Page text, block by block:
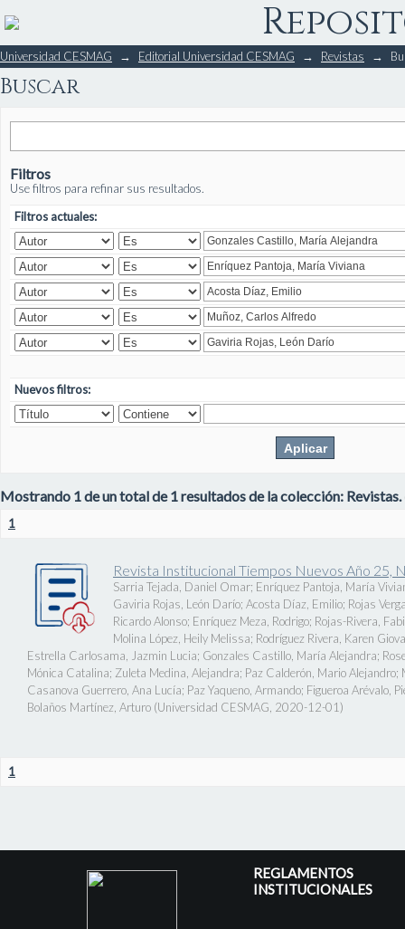
Buscar
Universidad CESMAG → Editorial Universidad CESMAG → Revistas →
Buscar
Filtros
Use filtros para refinar sus resultados.
Filtros actuales:
Nuevos filtros:
Mostrando 1 de un total de 1 resultados de la colección: Revistas.
1
Revista Institucional Tiempos Nuevos Año 25,
Sarria Tejada, Daniel Omar; Enríquez Pantoja, María
Gaviria Rojas, León Darío; Acosta Díaz, Emilio; Rojas
Ricardo Alonso; Enríquez Meza, Rodrigo; Rojas-Rivera,
Molina López, Heily Melissa; Rodríguez Rivera, Karen
Estrella Carlosama, Jazmin Lucia; Gonzales Castillo, María Alejandra;
Mónica Catalina; Zuleta Medina, Alejandra; Paz Calderón, Mario Alejandro;
Casanova Guerrero, Ana Lucía; Paz Yaqueno, Armando; Figueroa Arévalo,
Bolaños Martínez, Arturo (Universidad CESMAG 2020-12-01 )
1
REGLAMENTOS
INSTITUCIONALES